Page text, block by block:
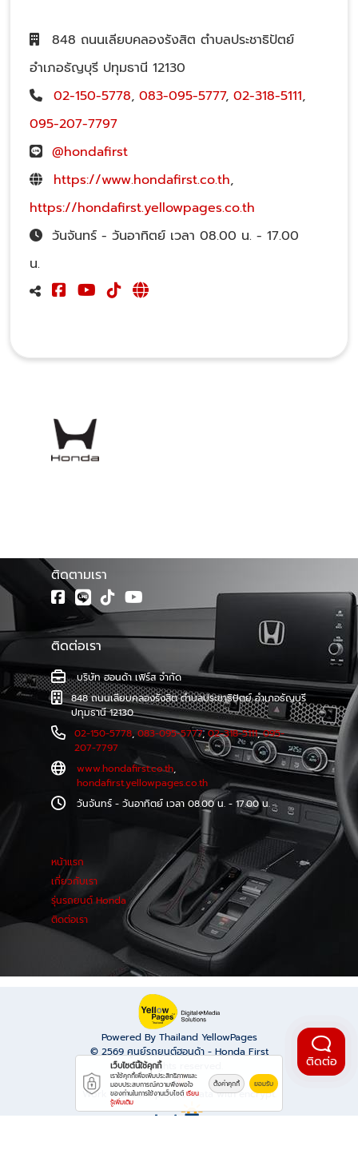
848 ถนนเลียบคลองรังสิต ตำบลประชาธิปัตย์
อำเภอธัญบุรี ปทุมธานี 12130
02-150-5778, 083-095-5777, 02-318-5111,
095-207-7797
@hondafirst
https://www.hondafirst.co.th,
https://hondafirst.yellowpages.co.th
วันจันทร์ - วันอาทิตย์ เวลา 08.00 น. - 17.00
น.
ติดตามเรา
ติดต่อเรา
บริษัท ฮอนด้า เฟิร์ส จำกัด
848 ถนนเลียบคลองรังสิต ตำบลประชาธิปัตย์ อำเภอธัญบุรี
ปทุมธานี 12130
02-150-5778,083-095-5777,02-318-5111,095-
207-7797
www.hondafirst.co.th,
hondafirst.yellowpages.co.th
วันจันทร์ - วันอาทิตย์ เวลา 08.00 น. - 17.00 น.
หน้าแรก
เกี่ยวกับเรา
รุ่นรถยนต์ Honda
ติดต่อเรา
Powered By Thailand YellowPages
© 2569ศูนย์รถยนต์ฮอนด้า - Honda First
All rights reserved.
Work is secure protect data with encrypt.
ติดต่อ
เว็บไซต์นี้ใช้คุกกี้
เราใช้คุกกี้เพื่อเพิ่มประสิทธิภาพและ
มอบประสบการณ์ความพึงพอใจ
ของท่านในการใช้งานเว็บไซต์ เรียน
รู้เพิ่มเติม
ตั้งค่าคุกกี้ ยอมรับ